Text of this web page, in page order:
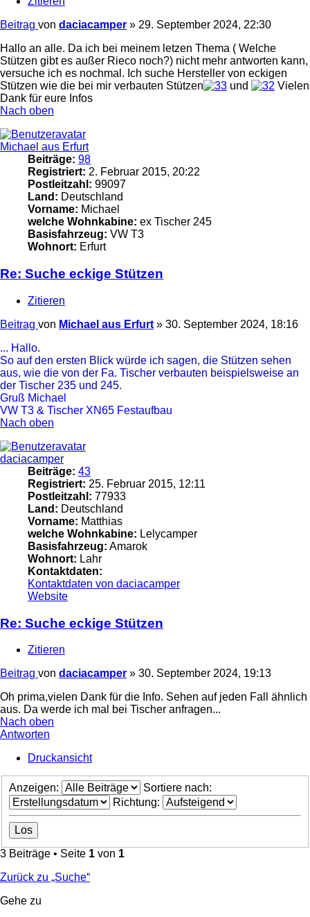
Beitrag von daciacamper » 29. September 2024, 22:30
Hallo an alle. Da ich bei meinem letzen Thema ( Welche
Stützen gibt es außer Rieco noch?) nicht mehr antworten kann,
versuche ich es nochmal. Ich suche Hersteller von eckigen
Stützen wie die bei mir verbauten Stützen
und
Vielen
Dank für eure Infos
Nach oben
Michael aus Erfurt
Beiträge: 98
Registriert: 2. Februar 2015, 20:22
Postleitzahl: 99097
Land: Deutschland
Vorname: Michael
welche Wohnkabine: ex Tischer 245
Basisfahrzeug: VW T3
Wohnort: Erfurt
Re: Suche eckige Stützen
Zitieren
Beitrag von Michael aus Erfurt » 30. September 2024, 18:16
... Hallo.
So auf den ersten Blick würde ich sagen, die Stützen sehen
aus, wie die von der Fa. Tischer verbauten beispielsweise an
der Tischer 235 und 245.
Gruß Michael
VW T3 & Tischer XN65 Festaufbau
Nach oben
daciacamper
Beiträge: 43
Registriert: 25. Februar 2015, 12:11
Postleitzahl: 77933
Land: Deutschland
Vorname: Matthias
welche Wohnkabine: Lelycamper
Basisfahrzeug: Amarok
Wohnort: Lahr
Kontaktdaten:
Kontaktdaten von daciacamper
Website
Re: Suche eckige Stützen
Zitieren
Beitrag von daciacamper » 30. September 2024, 19:13
Oh prima,vielen Dank für die Info. Sehen auf jeden Fall ähnlich
aus. Da werde ich mal bei Tischer anfragen...
Nach oben
Antworten
Druckansicht
Anzeigen:
Sortiere nach:
Richtung:
3 Beiträge • Seite 1 von 1
Zurück zu „Suche“
Gehe zu